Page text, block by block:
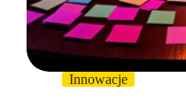
Innowacje